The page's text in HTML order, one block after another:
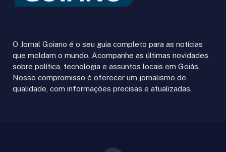
O Jornal Goiano é o seu guia completo para as notícias
que moldam o mundo. Acompanhe as últimas novidades
sobre política, tecnologia e assuntos locais em Goiás.
Nosso compromisso é oferecer um jornalismo de
qualidade, com informações precisas e atualizadas.